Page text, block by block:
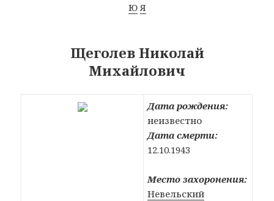
Ю Я
Щеголев Николай
Михайлович
Дата рождения:
неизвестно
Дата смерти:
12.10.1943
Место захоронения:
Невельский